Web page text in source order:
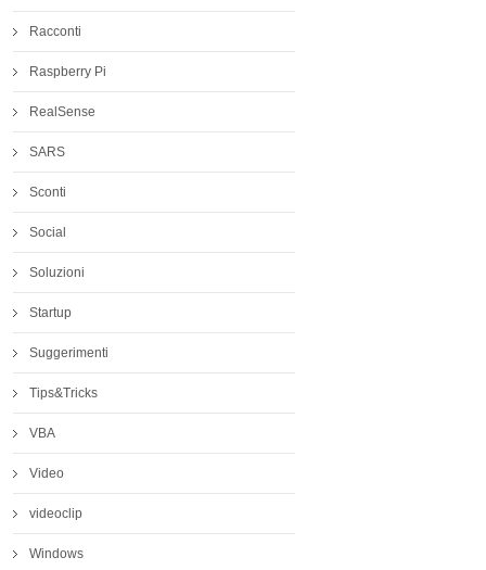
Racconti
Raspberry Pi
RealSense
SARS
Sconti
Social
Soluzioni
Startup
Suggerimenti
Tips&Tricks
VBA
Video
videoclip
Windows